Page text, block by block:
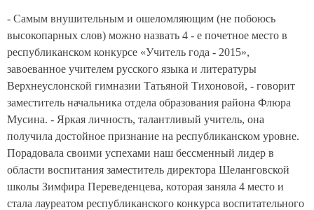
- Самым внушительным и ошеломляющим (не побоюсь
высокопарных слов) можно назвать 4 - е почетное место в
республиканском конкурсе «Учитель года - 2015»,
завоеванное учителем русского языка и литературы
Верхнеуслонской гимназии Татьяной Тихоновой, - говорит
заместитель начальника отдела образования района Флюра
Мусина. - Яркая личность, талантливый учитель, она
получила достойное признание на республиканском уровне.
Порадовала своими успехами наш бессменный лидер в
области воспитания заместитель директора Шеланговской
школы Зимфира Переведенцева, которая заняла 4 место и
стала лауреатом республиканского конкурса воспитательного